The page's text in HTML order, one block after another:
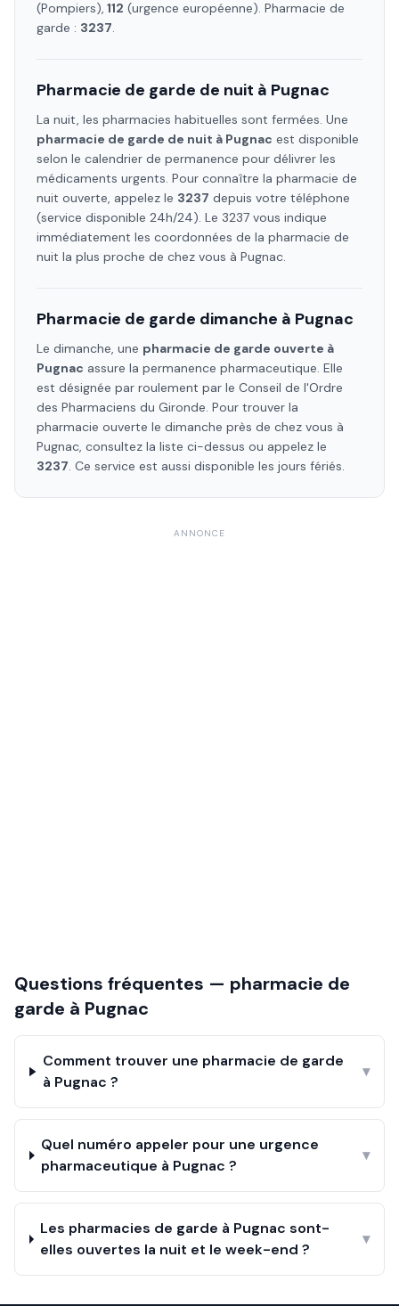
(Pompiers), 112 (urgence européenne). Pharmacie de
garde : 3237.
Pharmacie de garde de nuit à Pugnac
La nuit, les pharmacies habituelles sont fermées. Une
pharmacie de garde de nuit à Pugnac est disponible
selon le calendrier de permanence pour délivrer les
médicaments urgents. Pour connaître la pharmacie de
nuit ouverte, appelez le 3237 depuis votre téléphone
(service disponible 24h/24). Le 3237 vous indique
immédiatement les coordonnées de la pharmacie de
nuit la plus proche de chez vous à Pugnac.
Pharmacie de garde dimanche à Pugnac
Le dimanche, une pharmacie de garde ouverte à
Pugnac assure la permanence pharmaceutique. Elle
est désignée par roulement par le Conseil de l'Ordre
des Pharmaciens du Gironde. Pour trouver la
pharmacie ouverte le dimanche près de chez vous à
Pugnac, consultez la liste ci-dessus ou appelez le
3237. Ce service est aussi disponible les jours fériés.
ANNONCE
Questions fréquentes — pharmacie de
garde à Pugnac
Comment trouver une pharmacie de garde
à Pugnac ?
▾
Quel numéro appeler pour une urgence
pharmaceutique à Pugnac ?
▾
Les pharmacies de garde à Pugnac sont-
elles ouvertes la nuit et le week-end ?
▾